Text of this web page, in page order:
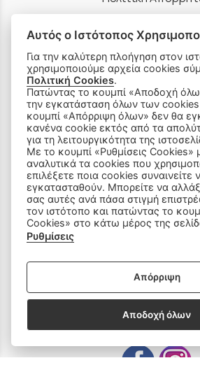
Ρυθμίσεις
Όροι Χρήσης &
ΠΡΟΪΟΝΤΑ
Ραπτομηχανές
Οικιακός
Ανταλλακτικά
SOCIAL MEDIA
Αυτός ο Ιστότοπος
Για την καλύτερη πλοήγηση στον
χρησιμοποιούμε αρχεία cookies
Πολιτική Cookies.
Πατώντας το κουμπί «Αποδοχή όλων» αποδέχεστε
την εγκατάσταση όλων των
κουμπί «Απόρριψη όλων» δεν θα
κανένα cookie εκτός από τα
για τη λειτουργικότητα της
Με το κουμπί «Ρυθμίσεις Cookies»
αναλυτικά τα cookies που
επιλέξετε ποια cookies συναινείτε
εγκατασταθούν. Μπορείτε να
σας αυτές ανά πάσα στιγμή
τον ιστότοπο και πατώντας το
Cookies» στο κάτω μέρος της
Ρυθμίσεις
Απόρριψη
Αποδοχή όλων